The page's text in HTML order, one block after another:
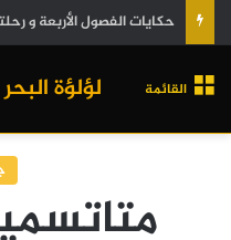
حكايات الفصول الأربعة و
لؤلؤة القائمة